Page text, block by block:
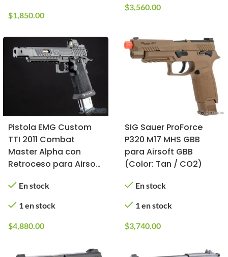
$1,850.00
$3,560.00
Pistola EMG Custom
TTI 2011 Combat
Master Alpha con
Retroceso para Airsoft
En stock
1 en stock
$4,880.00
SIG Sauer ProForce
P320 M17 MHS GBB
para Airsoft GBB
(Color: Tan / CO2)
En stock
1 en stock
$3,740.00